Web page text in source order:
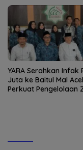
YARA Serahkan Infak
Juta ke Baitul Mal
Perkuat Pengelolaan